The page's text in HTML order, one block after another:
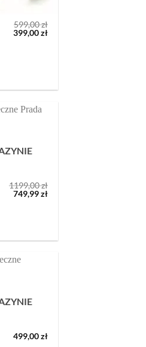
599,00zł
Pierwotna
cena
399,00złAktualna
1199,00zł
Pierwotna
cena
749,99złAktualna
499,00zł